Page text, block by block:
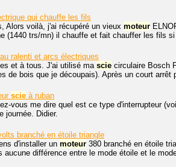
qui chauffe les fils
Alors voilà, j'ai récupéré un vieux moteur
(1440 trs/mn) il chauffe et fait chauffer les fils
ralenti et arcs électriques
et à tous. J'ai utilisé ma scie circulaire Bosch
de bois que je découpais). Après un court arrêt
scie à ruban
vous me dire quel est ce type d'interrupteur
journée. Didier.
branché en étoile triangle
d'installer un moteur 380 branché en étoile
aucune différence entre le mode étoile et le